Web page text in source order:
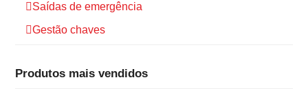
Saídas de emergência
Gestão chaves
Produtos mais vendidos